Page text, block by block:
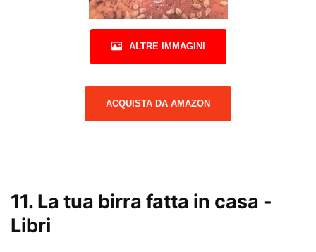
ALTRE IMMAGINI
ACQUISTA DA AMAZON
11. La tua birra fatta in casa -
Libri